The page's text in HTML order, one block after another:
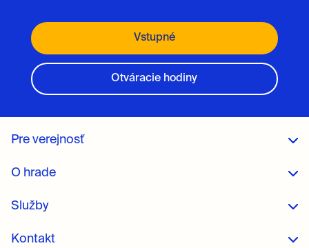
Vstupné
Otváracie hodiny
Pre verejnosť
O hrade
Služby
Kontakt